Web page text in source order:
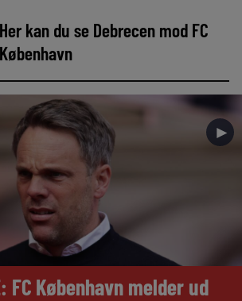
Her kan du se Debrecen mod FC
København
►
FC København melder ud